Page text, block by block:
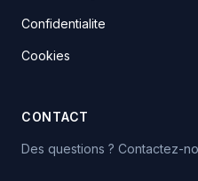
Confidentialite
Cookies
CONTACT
Des questions ? Contactez-